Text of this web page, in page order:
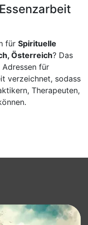
für Spirituelle
Österreich? Das
für
verzeichnet, sodass
Therapeuten,